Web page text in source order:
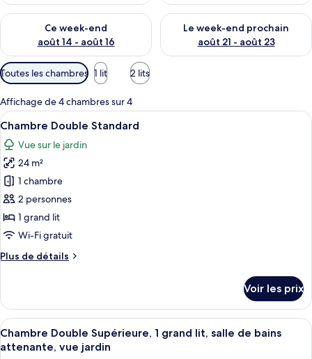
Ce week-end
août 14 - août 16
Vérifier la disponibilité pour ce week-end août 14 - août 16
Le week-end prochain
août 21 - août 23
Vérifier la disponibilité pour
Filtres
disponibles
pour
les
chambres
Toutes les chambres 1 lit 2 lits
Affichage de 4 chambres sur 4
Afficher
toutes
les
photos
pour
ce
type
de
chambre :
Chambre
Chambre Double Standard | Literie
4
Chambre Double Standard
Vue sur le jardin
24 m²
1 chambre
2 personnes
1 grand lit
Wi-Fi gratuit
Plus de détails
Plus
le
type
de
chambre
Voir les prix
Afficher
toutes
Une chambre d’hôtel avec un grand
6
Chambre Double Supérieure, 1 grand lit, salle de bains
attenante, vue jardin